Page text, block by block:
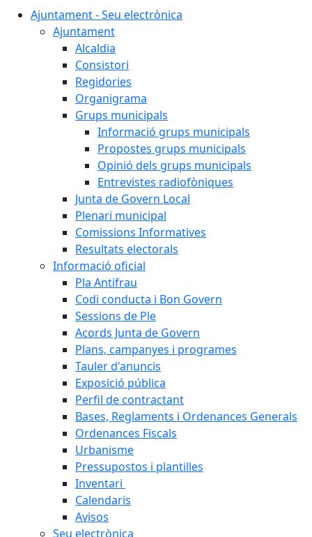
Ajuntament - Seu electrònica
Ajuntament
Alcaldia
Consistori
Regidories
Organigrama
Grups municipals
Informació grups municipals
Propostes grups municipals
Opinió dels grups municipals
Entrevistes radiofòniques
Junta de Govern Local
Plenari municipal
Comissions Informatives
Resultats electorals
Informació oficial
Pla Antifrau
Codi conducta i Bon Govern
Sessions de Ple
Acords Junta de Govern
Plans, campanyes i programes
Tauler d'anuncis
Exposició pública
Perfil de contractant
Bases, Reglaments i Ordenances Generals
Ordenances Fiscals
Urbanisme
Pressupostos i plantilles
Inventari
Calendaris
Avisos
Seu electrònica